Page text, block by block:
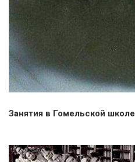
Занятия в Гомельской школе